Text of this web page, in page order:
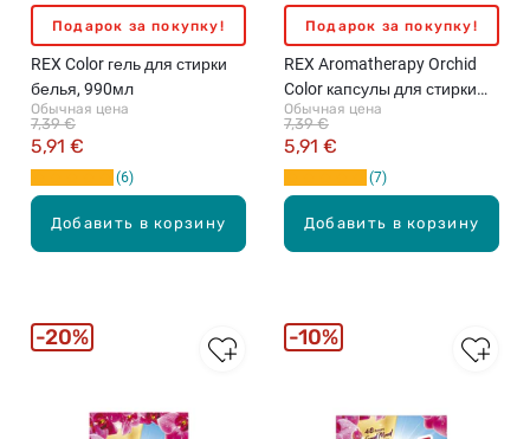
Добавить в корзину
Подарок за покупку!
REX Color гель для стирки
белья, 990мл
Обычная цена
5,91 €
7,39 €
6
Добавить в корзину
Подарок за покупку!
REX Aromatherapy Orchid
Color капсулы для стирки
белья, 13шт.
Обычная цена
5,91 €
7,39 €
7
20% 10%